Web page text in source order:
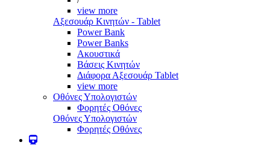
view more
Αξεσουάρ Κινητών - Tablet
Power Bank
Power Banks
Ακουστικά
Βάσεις Κινητών
Διάφορα Αξεσουάρ Tablet
view more
Οθόνες Υπολογιστών
Φορητές Οθόνες
Οθόνες Υπολογιστών
Φορητές Οθόνες